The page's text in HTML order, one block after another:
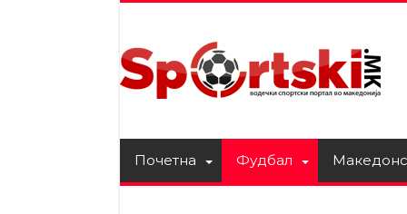
Почетна Фудбал